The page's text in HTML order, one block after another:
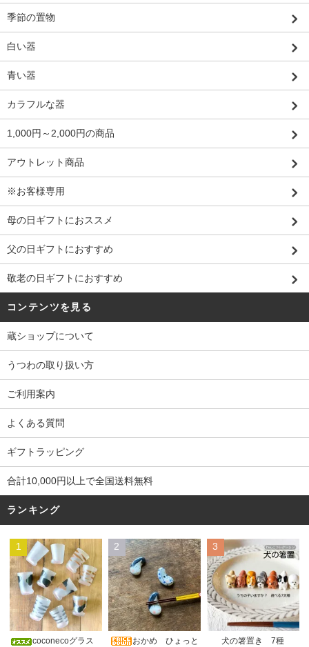
季節の置物
白い器
青い器
カラフルな器
1,000円～2,000円の商品
アウトレット商品
※お客様専用
母の日ギフトにおススメ
父の日ギフトにおすすめ
敬老の日ギフトにおすすめ
コンテンツを見る
蔵ショップについて
うつわの取り扱い方
ご利用案内
よくある質問
ギフトラッピング
合計10,000円以上で全国送料無料
ランキング
1
coconecoグラス
2
おかめ ひょっと
3
犬の箸置き 7種